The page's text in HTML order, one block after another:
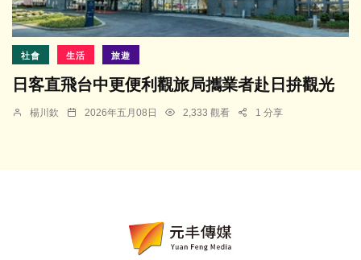
社會 生活 旅遊
日客直飛台中更便利觀旅局攜業者赴日拚觀光
楊川欽 2026年五月08日 2,333 觀看 1 分享